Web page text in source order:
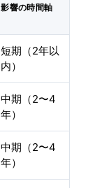
影響の時間軸
短期（2年以
内）
中期（2〜4
年）
中期（2〜4
年）